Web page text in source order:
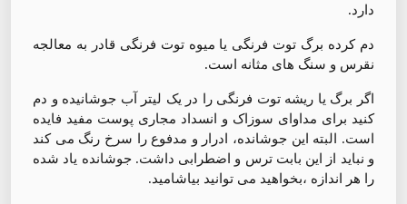
دارد.
دم کرده برگ توت فرنگی یا میوه توت فرنگی قادر به معالجه
نقرس و سنگ های مثانه است.
اگر برگ یا ریشه توت فرنگی را در یک لیتر آب جوشانیده و دم
کنید برای مداوای سوزاک و انسداد مجاری پوست مفید فایده
است. البته این جوشانده، ادرار و مدفوع را سرخ رنگ می کند
و نباید از این بابت ترس و اضطرابی داشت. جوشانده یاد شده
را هر اندازه ،بخواهید می توانید بیاشامید.